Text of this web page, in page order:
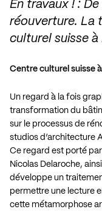
En travaux ! :
réouverture. La
culturel suisse à
Centre culturel suisse
Un regard à la fois
transformation du
sur le processus de
studios d’architecture
Ce regard est porté
Nicolas Delaroche,
développe un
permettre une lecture
cette métamorphose